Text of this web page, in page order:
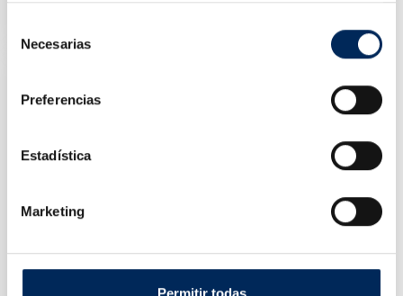
Necesarias
Preferencias
Estadística
Marketing
0/39-BELS12